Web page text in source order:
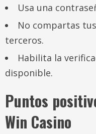
Usa una
No compartas
terceros.
Habilita la
disponible.
Puntos
Win Casino